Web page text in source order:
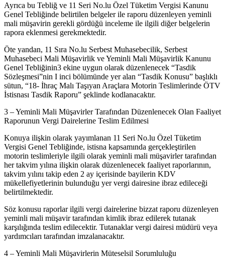
Ayrıca bu Tebliğ ve 11 Seri No.lu Özel Tüketim Vergisi Kanunu
Genel Tebliğinde belirtilen belgeler ile raporu düzenleyen yeminli
mali müşavirin gerekli gördüğü inceleme ile ilgili diğer belgelerin
rapora eklenmesi gerekmektedir.
Öte yandan, 11 Sıra No.lu Serbest Muhasebecilik, Serbest
Muhasebeci Mali Müşavirlik ve Yeminli Mali Müşavirlik Kanunu
Genel Tebliğinin3 ekine uygun olarak düzenlenecek “Tasdik
Sözleşmesi”nin I inci bölümünde yer alan “Tasdik Konusu” başlıklı
sütun, “18- İhraç Malı Taşıyan Araçlara Motorin Teslimlerinde ÖTV
İstisnası Tasdik Raporu” şeklinde kodlanacaktır.
3 – Yeminli Mali Müşavirler Tarafından Düzenlenecek Olan Faaliyet
Raporunun Vergi Dairelerine Teslim Edilmesi
Konuya ilişkin olarak yayımlanan 11 Seri No.lu Özel Tüketim
Vergisi Genel Tebliğinde, istisna kapsamında gerçekleştirilen
motorin teslimleriyle ilgili olarak yeminli mali müşavirler tarafından
her takvim yılına ilişkin olarak düzenlenecek faaliyet raporlarının,
takvim yılını takip eden 2 ay içerisinde bayilerin KDV
mükellefiyetlerinin bulunduğu yer vergi dairesine ibraz edileceği
belirtilmektedir.
Söz konusu raporlar ilgili vergi dairelerine bizzat raporu düzenleyen
yeminli mali müşavir tarafından kimlik ibraz edilerek tutanak
karşılığında teslim edilecektir. Tutanaklar vergi dairesi müdürü veya
yardımcıları tarafından imzalanacaktır.
4 – Yeminli Mali Müşavirlerin Müteselsil Sorumluluğu